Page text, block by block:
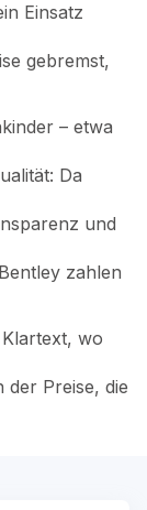
Einsatz
gebremst,
– etwa
Da
und
zahlen
wo
der Preise, die